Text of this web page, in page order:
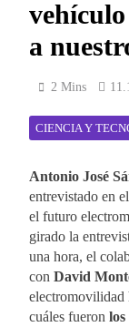
a
2 Mins
CIENCIA Y
Antonio José
entrevistado en
el futuro
girado la
una hora, el
con David
electromovilidad
cuáles fueron los